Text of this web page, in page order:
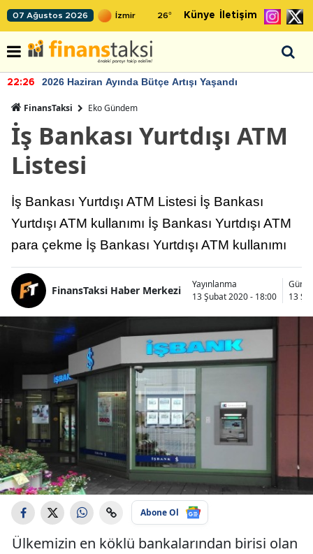
07 Ağustos 2026 26° Künye İletişim
22:26 2026 Haziran Ayında Bütçe Artışı Yaşandı
FinansTaksi Eko Gündem
İş Bankası Yurtdışı ATM
Listesi
İş Bankası Yurtdışı ATM Listesi İş Bankası
Yurtdışı ATM kullanımı İş Bankası Yurtdışı ATM
para çekme İş Bankası Yurtdışı ATM kullanımı
FinansTaksi Haber Merkezi
Yayınlanma
13 Şubat 2020 - 18:00
13
Abone Ol
Ülkemizin en köklü bankalarından birisi olan